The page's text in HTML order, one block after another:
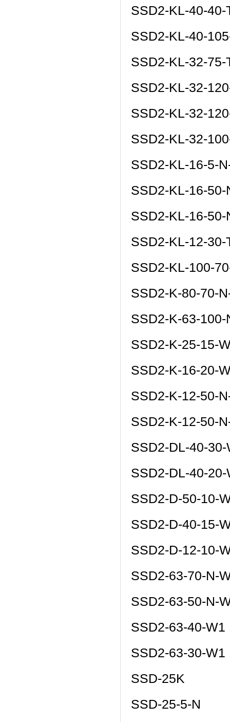
SSD2-KL-40-
SSD2-KL-40-
SSD2-KL-32-
SSD2-KL-32-
SSD2-KL-32-
SSD2-KL-32-
SSD2-KL-16-5-
SSD2-KL-16-50-
SSD2-KL-16-
SSD2-KL-12-30-
SSD2-KL-100-
SSD2-K-80-70-
SSD2-K-63-100-
SSD2-K-25-15-
SSD2-K-16-20-
SSD2-K-12-50-
SSD2-K-12-50-
SSD2-DL-40-30-
SSD2-DL-40-20-
SSD2-D-50-10-
SSD2-D-40-15-
SSD2-D-12-10-
SSD2-63-70-N-
SSD2-63-50-N-
SSD2-63-40-W1
SSD2-63-30-W1
SSD-25K
SSD-25-5-N